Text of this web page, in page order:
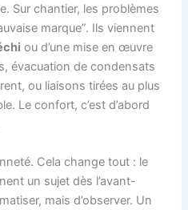
Sur chantier, les problèmes
marque”. Ils viennent
ou d’une mise en œuvre
évacuation de condensats
ou liaisons tirées au plus
Le confort, c’est d’abord
Cela change tout : le
un sujet dès l’avant-
mais d’observer. Un